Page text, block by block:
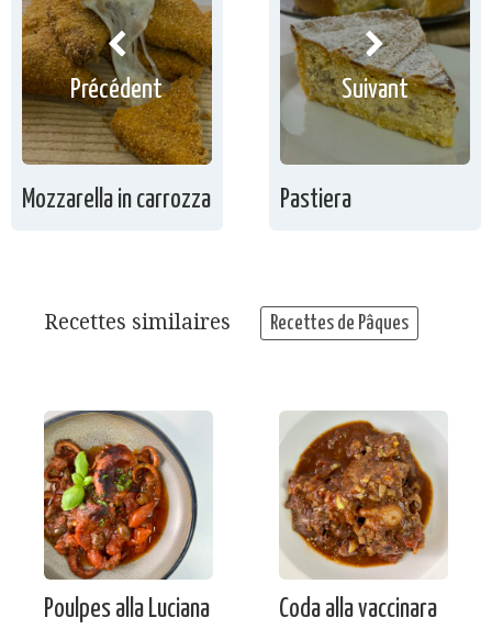
Précédent
Mozzarella in carrozza
Suivant
Pastiera
Recettes similaires Recettes de Pâques
Poulpes alla Luciana Coda alla vaccinara